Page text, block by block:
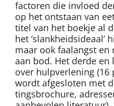
factoren die invloed
op het ontstaan van
titel van het boekje al
het ‘slankheidsideaal’
maar ook faalangst
aan bod. Het derde
over hulpverlening (16
wordt afgesloten met
tingsbrochure,